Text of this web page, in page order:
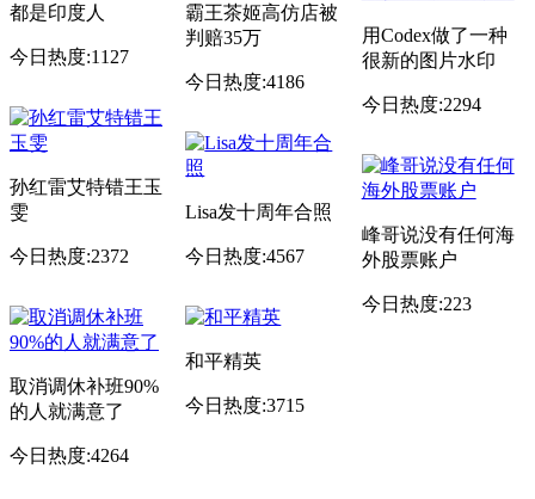
都是印度人
今日热度:1127
孙红雷艾特错王玉
雯
今日热度:2372
取消调休补班90%
的人就满意了
今日热度:4264
霸王茶姬高仿店被
判赔35万
今日热度:4186
Lisa发十周年合照
今日热度:4567
和平精英
今日热度:3715
用Codex做了一种
很新的图片水印
今日热度:2294
峰哥说没有任何海
外股票账户
今日热度:223